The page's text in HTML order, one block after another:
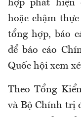
hợp phát hiện
hoặc chậm
tổng hợp, báo
để báo cáo
Quốc hội xem
Theo Tổng
và Bộ Chính trị